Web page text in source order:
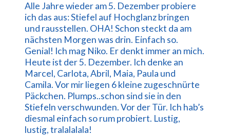
Alle Jahre wieder am 5. Dezember probiere
ich das aus: Stiefel auf Hochglanz bringen
und rausstellen. OHA! Schon steckt da am
nächsten Morgen was drin. Einfach so.
Genial! Ich mag Niko. Er denkt immer an mich.
Heute ist der 5. Dezember. Ich denke an
Marcel, Carlota, Abril, Maia, Paula und
Camila. Vor mir liegen 6 kleine zugeschnürte
Päckchen. Plumps..schon sind sie in den
Stiefeln verschwunden. Vor der Tür. Ich hab’s
diesmal einfach so rum probiert. Lustig,
lustig, tralalalala!